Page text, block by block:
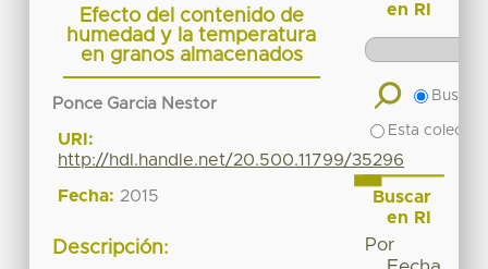
Efecto del contenido de
humedad y la temperatura
en granos almacenados
Ponce Garcia Nestor
URI:
http://hdl.handle.net/20.500.11799/35296
Fecha: 2015
Descripción:
en RI
Buscar
Esta
Buscar
en RI
Por